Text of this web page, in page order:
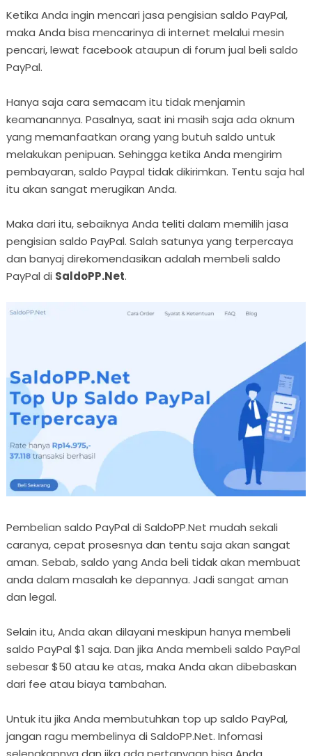
Ketika Anda ingin mencari jasa pengisian saldo PayPal,
maka Anda bisa mencarinya di internet melalui mesin
pencari, lewat facebook ataupun di forum jual beli saldo
PayPal.
Hanya saja cara semacam itu tidak menjamin
keamanannya. Pasalnya, saat ini masih saja ada oknum
yang memanfaatkan orang yang butuh saldo untuk
melakukan penipuan. Sehingga ketika Anda mengirim
pembayaran, saldo Paypal tidak dikirimkan. Tentu saja hal
itu akan sangat merugikan Anda.
Maka dari itu, sebaiknya Anda teliti dalam memilih jasa
pengisian saldo PayPal. Salah satunya yang terpercaya
dan banyaj direkomendasikan adalah membeli saldo
PayPal di SaldoPP.Net.
Pembelian saldo PayPal di SaldoPP.Net mudah sekali
caranya, cepat prosesnya dan tentu saja akan sangat
aman. Sebab, saldo yang Anda beli tidak akan membuat
anda dalam masalah ke depannya. Jadi sangat aman
dan legal.
Selain itu, Anda akan dilayani meskipun hanya membeli
saldo PayPal $1 saja. Dan jika Anda membeli saldo PayPal
sebesar $50 atau ke atas, maka Anda akan dibebaskan
dari fee atau biaya tambahan.
Untuk itu jika Anda membutuhkan top up saldo PayPal,
jangan ragu membelinya di SaldoPP.Net. Infomasi